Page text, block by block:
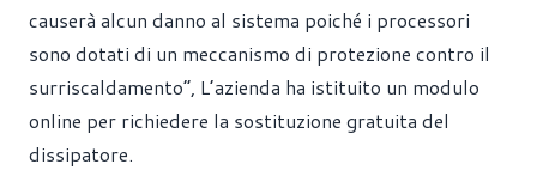
causerà alcun danno al sistema poiché i processori
sono dotati di un meccanismo di protezione contro il
surriscaldamento”, L’azienda ha istituito un modulo
online per richiedere la sostituzione gratuita del
dissipatore.